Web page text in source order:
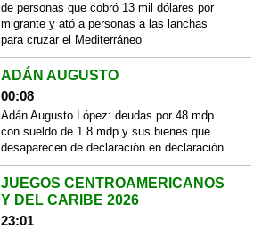
de personas que cobró 13 mil dólares por
migrante y ató a personas a las lanchas
para cruzar el Mediterráneo
ADÁN AUGUSTO
00:08
Adán Augusto López: deudas por 48 mdp
con sueldo de 1.8 mdp y sus bienes que
desaparecen de declaración en declaración
JUEGOS CENTROAMERICANOS
Y DEL CARIBE 2026
23:01